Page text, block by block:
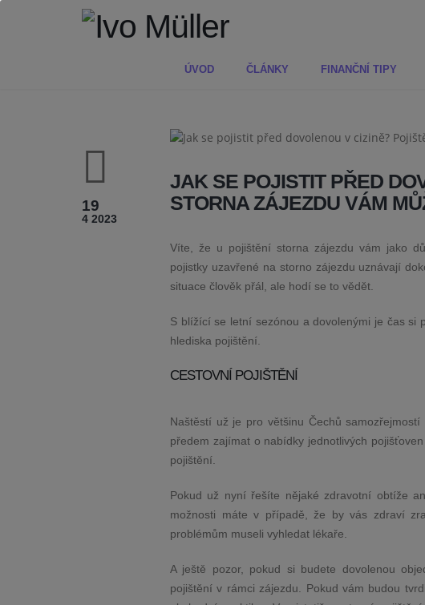
ÚVOD ČLÁNKY FINANČNÍ TIPY
19
4 2023
JAK SE POJISTIT PŘED
STORNA ZÁJEZDU VÁM
Víte, že u pojištění storna zájezdu vám jako
pojistky uzavřené na storno zájezdu uznávají
situace člověk přál, ale hodí se to vědět.
S blížící se letní sezónou a dovolenými je čas si
hlediska pojištění.
CESTOVNÍ POJIŠTĚNÍ
Naštěstí už je pro většinu Čechů
předem zajímat o nabídky jednotlivých
pojištění.
Pokud už nyní řešíte nějaké zdravotní obtíže
možnosti máte v případě, že by vás zdraví
problémům museli vyhledat lékaře.
A ještě pozor, pokud si budete dovolenou
pojištění v rámci zájezdu. Pokud vám budou